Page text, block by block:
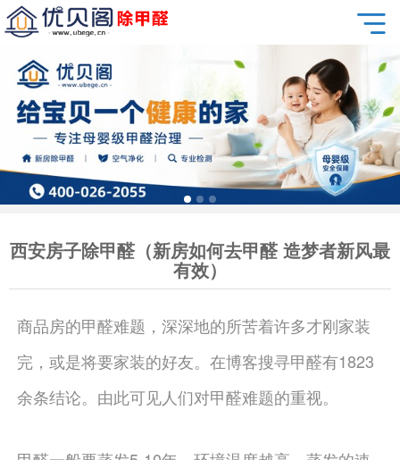
西安房子除甲醛（新房如何去甲醛 造梦者新风最
有效）
商品房的甲醛难题，深深地的所苦着许多才刚家装
完，或是将要家装的好友。在博客搜寻甲醛有1823
余条结论。由此可见人们对甲醛难题的重视。